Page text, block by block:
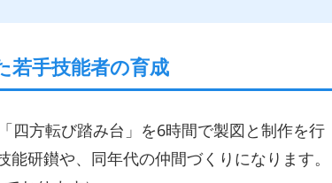
若手技能者の育成
四方転び踏み台」を6時間で製図と制作を行
研鑚や、同年代の仲間づくりになります。